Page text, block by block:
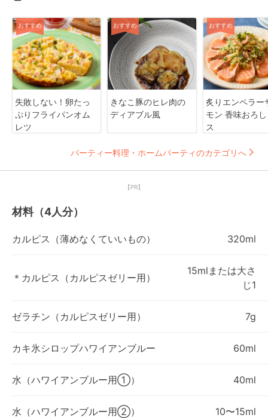
おすすめ
失敗しない！卵たっ
ぷりフライパンオム
レツ
おすすめ
きなこ豚のヒレ肉の
ディアブル風
おすすめ
炙りエンペラー
モン 香味おろ
ス
パーティー料理・ホームパーティのカテゴリへ
【PR】
材料（4人分）
カルピス（薄めなくていいもの） 320ml
＊カルピス（カルピスゼリー用）
15mlまたは大さ
じ1
ゼラチン（カルピスゼリー用） 7g
カキ氷シロップハワイアンブルー 60ml
水（ハワイアンブルー用①） 40ml
水（ハワイアンブルー用②） 10〜15ml